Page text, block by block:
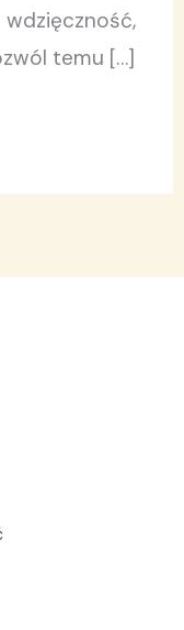
wdzięczność,
temu […]